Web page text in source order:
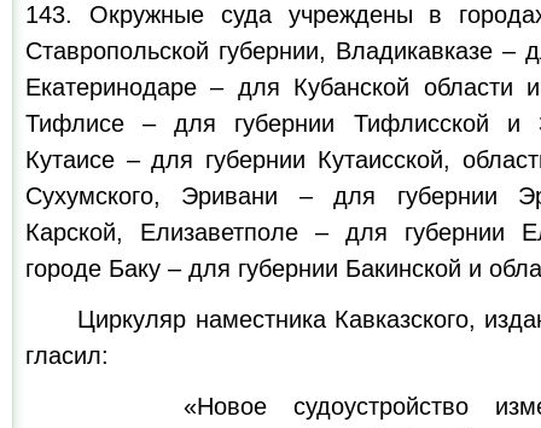
143. Окружные суда учреждены в
Ставропольской губернии, Владикавказе –
Екатеринодаре – для Кубанской области
Тифлисе – для губернии Тифлисской и
Кутаисе – для губернии Кутаисской,
Сухумского, Эривани – для губернии
Карской, Елизаветполе – для губернии
городе Баку – для губернии Бакинской и
Циркуляр наместника Кавказского,
гласил:
«Новое судоустройство